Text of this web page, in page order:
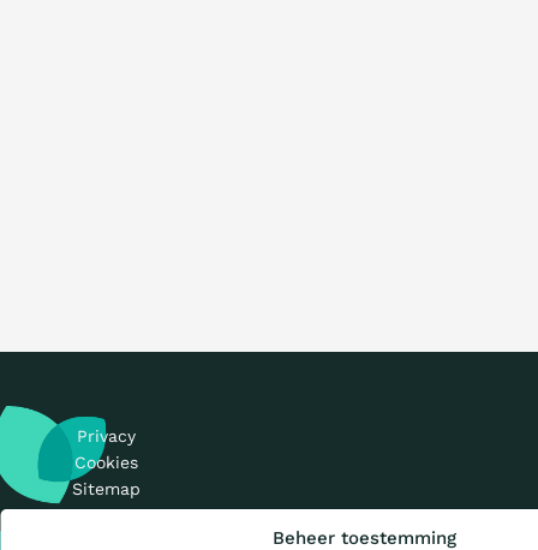
Beheer toestemming
Privacy
Cookies
Sitemap
Wat is de Ladder?